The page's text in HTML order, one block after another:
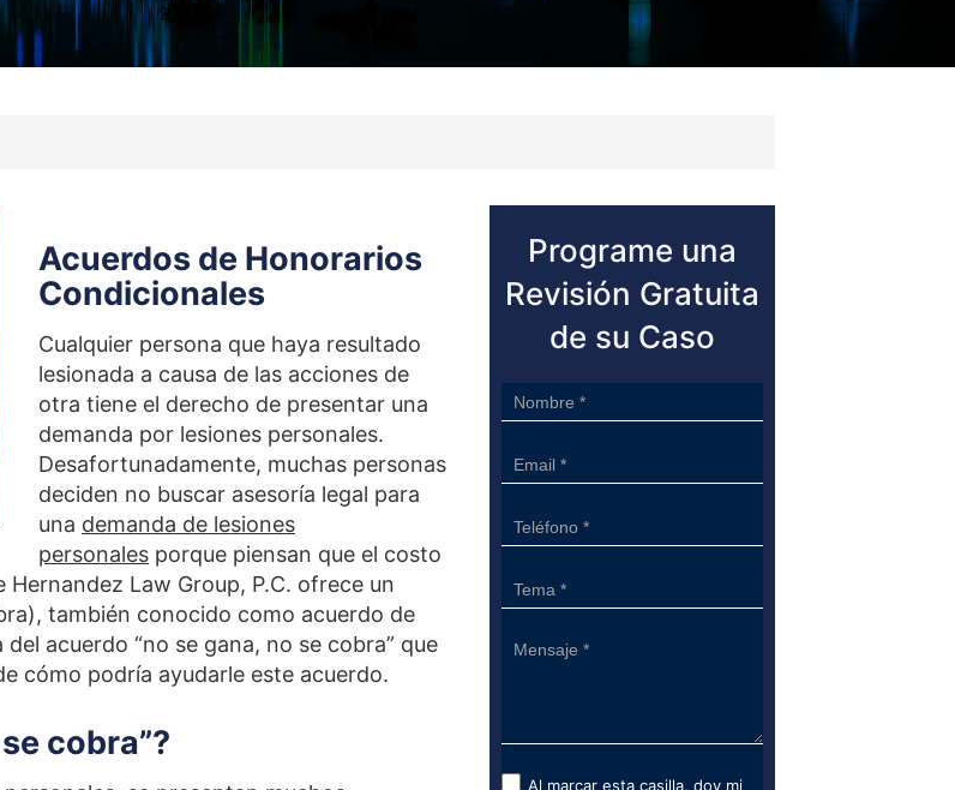
Acuerdos de Honorarios
Condicionales
Cualquier persona que haya resultado
lesionada a causa de las acciones de
otra tiene el derecho de presentar una
demanda por lesiones personales.
Desafortunadamente, muchas personas
deciden no buscar asesoría legal para
una demanda de lesiones
personales porque piensan que el costo
Law Group, P.C. ofrece un
también conocido como acuerdo de
acuerdo “no se gana, no se cobra” que
cómo podría ayudarle este acuerdo.
cobra”?
Programe una
Revisión Gratuita
de su Caso
Sidebar
Form
Al marcar esta casilla, doy mi